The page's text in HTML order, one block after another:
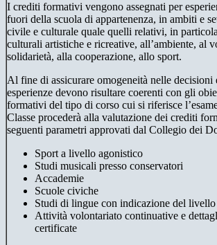
I crediti formativi vengono assegnati per
fuori della scuola di appartenenza, in ambiti e
civile e culturale quale quelli relativi, in
culturali artistiche e ricreative, all’ambiente, al
solidarietà, alla cooperazione, allo sport.
Al fine di assicurare omogeneità nelle decisioni
esperienze devono risultare coerenti con gli
formativi del tipo di corso cui si riferisce
Classe procederà alla valutazione dei crediti
seguenti parametri approvati dal Collegio dei
Sport a livello agonistico
Studi musicali presso conservatori
Accademie
Scuole civiche
Studi di lingue con indicazione del livello
Attività volontariato continuative e
certificate